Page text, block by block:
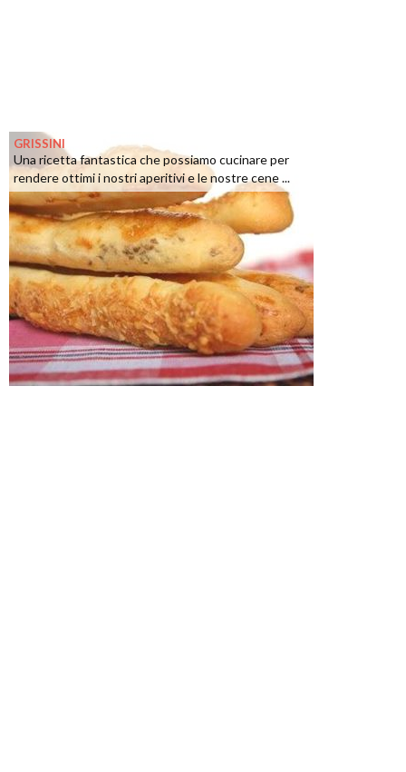
GRISSINI
Una ricetta fantastica che possiamo cucinare per
rendere ottimi i nostri aperitivi e le nostre cene ...